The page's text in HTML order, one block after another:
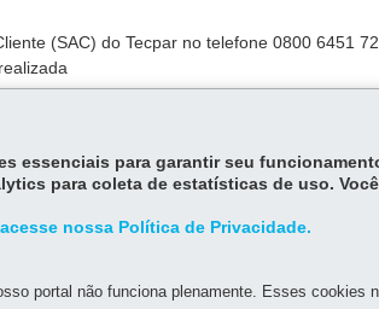
(SAC) do Tecpar no telefone 0800 6451
a sexta-feira, das 8h às 17h.
48 horas.
essenciais para garantir seu
para coleta de estatísticas de uso.
nossa Política de Privacidade.
portal não funciona plenamente. Esses cookies